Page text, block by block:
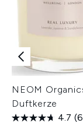
NEOM
Duftkerze
4.7